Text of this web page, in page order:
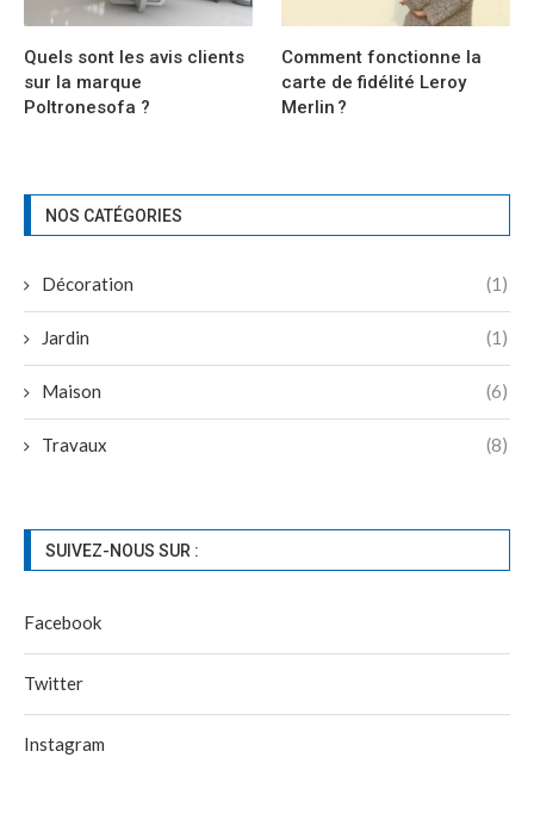
Quels sont les avis clients
sur la marque
Poltronesofa ?
Comment fonctionne la
carte de fidélité Leroy
Merlin ?
NOS CATÉGORIES
Décoration (1)
Jardin (1)
Maison (6)
Travaux (8)
SUIVEZ-NOUS SUR :
Facebook
Twitter
Instagram